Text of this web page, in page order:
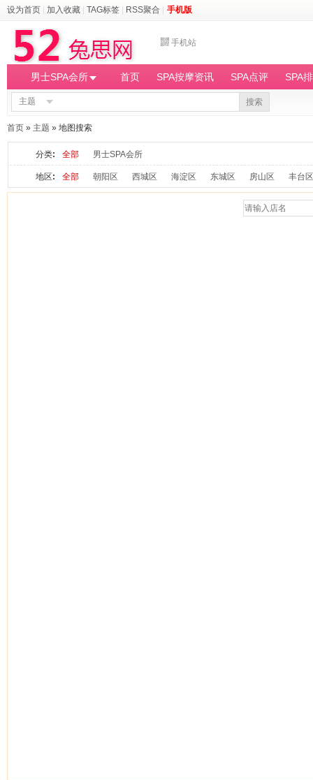
设为首页 加入收藏 TAG标签 RSS聚合 手机版
手机站
男士SPA会所 首页 SPA按摩资讯 SPA点评 SPA
主题 搜索
首页 » 主题 » 地图搜索
分类: 全部 男士SPA会所
地区: 全部 朝阳区 西城区 海淀区 东城区 房山区 丰台区